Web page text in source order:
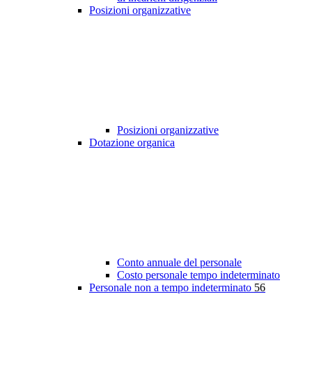
Posizioni organizzative
Posizioni organizzative
Dotazione organica
Conto annuale del personale
Costo personale tempo indeterminato
Personale non a tempo indeterminato 56